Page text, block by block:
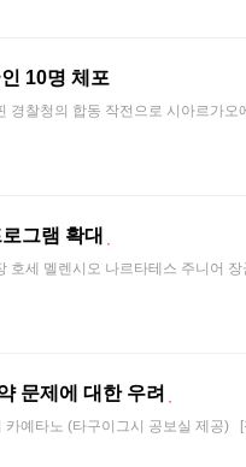
10명 체포
찰청의 합동 작전으로 시아르가오
그램 확대
세 멜렌시오 나르타테스 주니어
문제에 대한 우려
예타노 (타구이그시 공보실 제공)